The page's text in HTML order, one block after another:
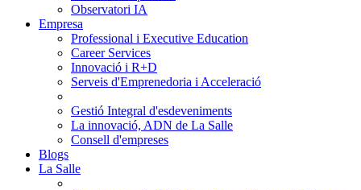
Observatori IA
Empresa
Professional i Executive Education
Career Services
Innovació i R+D
Serveis d'Emprenedoria i Acceleració
Gestió Integral d'esdeveniments
La innovació, ADN de La Salle
Consell d'empreses
Blogs
La Salle